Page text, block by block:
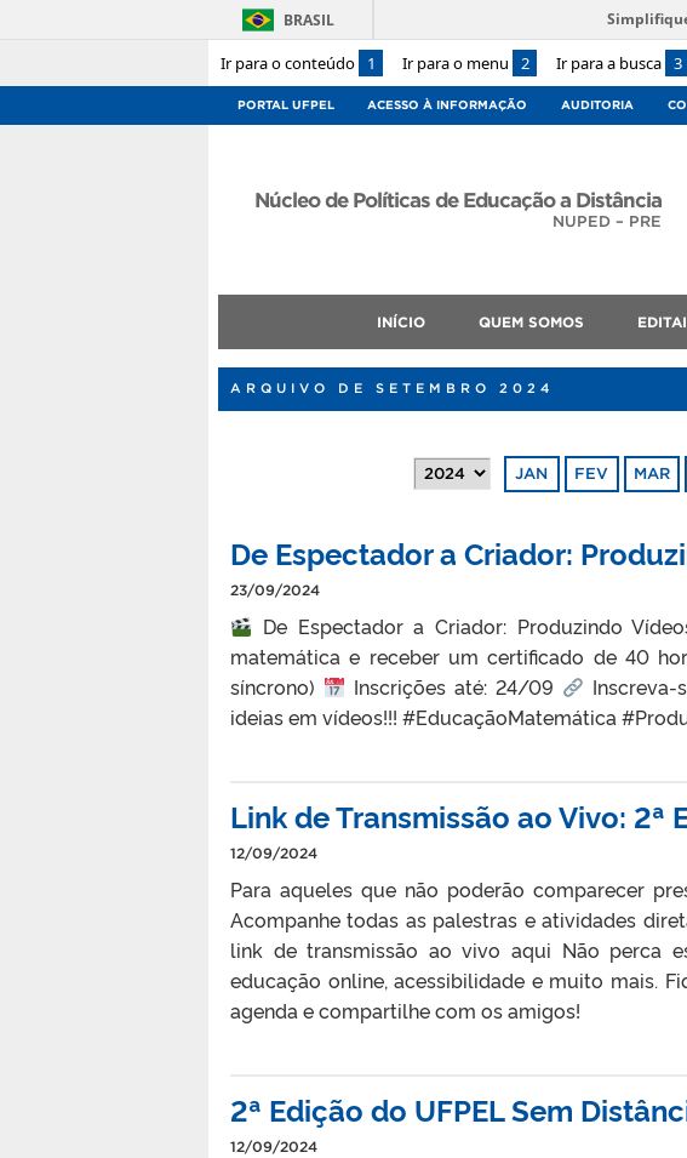
Ir para o conteúdo 1 Ir para o menu 2 Ir para a busca 3
BRASIL
PORTAL UFPEL ACESSO À INFORMAÇÃO AUDITORIA
Núcleo de Políticas de Educação a Distância
NUPED – PRE
INÍCIO QUEM SOMOS
ARQUIVO DE SETEMBRO 2024
JAN FEV MAR
De Espectador a Criador:
23/09/2024
De Espectador a Criador: Produzindo
matemática e receber um certificado de 40
síncrono)
Inscrições até: 24/09
ideias em vídeos!!! #EducaçãoMatemática
Link de Transmissão ao Vivo: 2ª
12/09/2024
Para aqueles que não poderão comparecer
Acompanhe todas as palestras e atividades
link de transmissão ao vivo aqui Não perca
educação online, acessibilidade e muito mais.
agenda e compartilhe com os amigos!
2ª Edição do UFPEL Sem
12/09/2024